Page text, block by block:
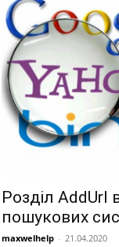
Розділ AddUrl
пошукових
maxwelhelp - 21.04.2020